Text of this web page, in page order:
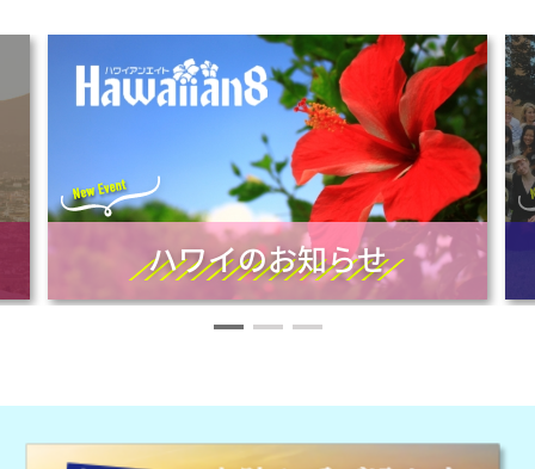
ハワイのお知らせ